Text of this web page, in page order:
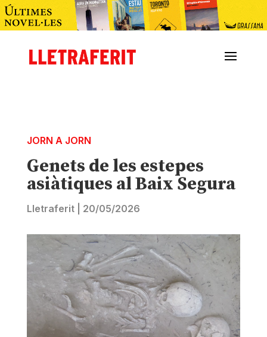
JORN A JORN
Genets de les estepes
asiàtiques al Baix Segura
Lletraferit| 20/05/2026